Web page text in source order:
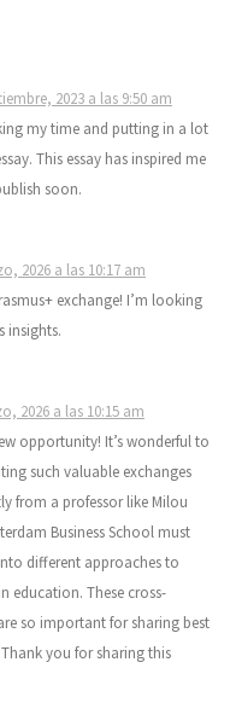
2023 a las 9:50 am
my time and putting in a lot
This essay has inspired me
soon.
2026 a las 10:17 am
exchange! I’m looking
insights.
2026 a las 10:15 am
opportunity! It’s wonderful to
such valuable exchanges
from a professor like Milou
Business School must
different approaches to
education. These cross-
so important for sharing best
you for sharing this